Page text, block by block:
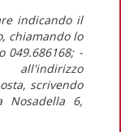
indicando il
chiamando lo
049.686168; -
scrivendo
Nosadella 6,